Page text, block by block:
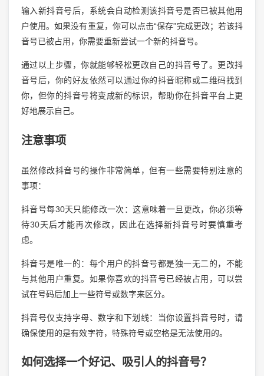
输入新抖音号后，系统会自动检测该抖音号是否已被其他用
户使用。如果没有重复，你可以点击“保存”完成更改；若该抖
音号已被占用，你需要重新尝试一个新的抖音号。
通过以上步骤，你就能够轻松更改自己的抖音号了。更改抖
音号后，你的好友依然可以通过你的抖音昵称或二维码找到
你，但你的抖音号将变成新的标识，帮助你在抖音平台上更
好地展示自己。
注意事项
虽然修改抖音号的操作非常简单，但有一些需要特别注意的
事项：
抖音号每30天只能修改一次：这意味着一旦更改，你必须等
待30天后才能再次修改，因此在选择新抖音号时要慎重考
虑。
抖音号是唯一的：每个用户的抖音号都是独一无二的，不能
与其他用户重复。如果你喜欢的抖音号已经被占用，可以尝
试在号码后加上一些符号或数字来区分。
抖音号仅支持字母、数字和下划线：当你设置抖音号时，请
确保使用的是有效字符，特殊符号或空格是无法使用的。
如何选择一个好记、吸引人的抖音号？